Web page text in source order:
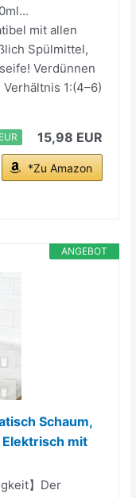
mit allen
Spülmittel,
Verdünnen
1:(4–6)
15,98 EUR
*Zu Amazon
ANGEBOT
Schaum,
mit
】Der